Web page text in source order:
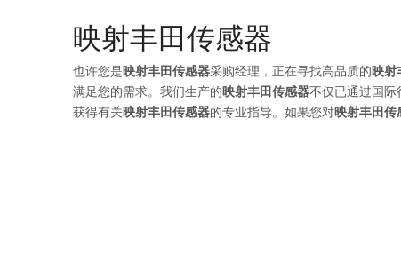
映射丰田传感器
也许您是映射丰田传感器采购经理，正在寻找高品质的映射
满足您的需求。我们生产的映射丰田传感器不仅已通过国
获得有关映射丰田传感器的专业指导。如果您对映射丰田传